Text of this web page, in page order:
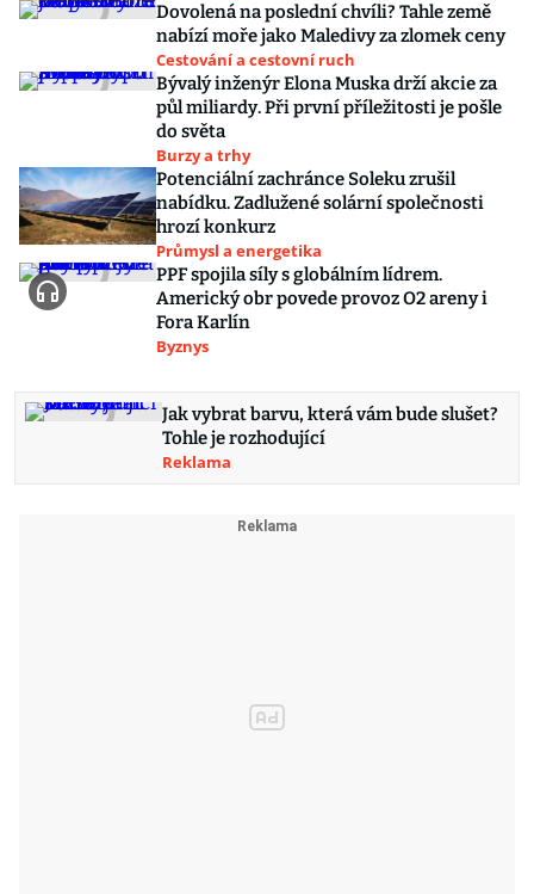
Dovolená na poslední chvíli? Tahle země
nabízí moře jako Maledivy za zlomek ceny
Cestování a cestovní ruch
Bývalý inženýr Elona Muska drží akcie za
půl miliardy. Při první příležitosti je pošle
do světa
Burzy a trhy
Potenciální zachránce Soleku zrušil
nabídku. Zadlužené solární společnosti
hrozí konkurz
Průmysl a energetika
PPF spojila síly s globálním lídrem.
Americký obr povede provoz O2 areny i
Fora Karlín
Byznys
Jak vybrat barvu, která vám bude slušet?
Tohle je rozhodující
Reklama